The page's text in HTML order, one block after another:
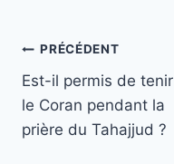
Navigation
de
l’article
PRÉCÉDENT
Est-il permis de tenir
le Coran pendant la
prière du Tahajjud ?